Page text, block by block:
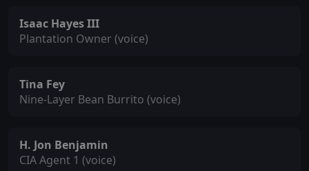
Isaac Hayes III
Plantation Owner (voice)
Tina Fey
Nine-Layer Bean Burrito (voice)
H. Jon Benjamin
CIA Agent 1 (voice)